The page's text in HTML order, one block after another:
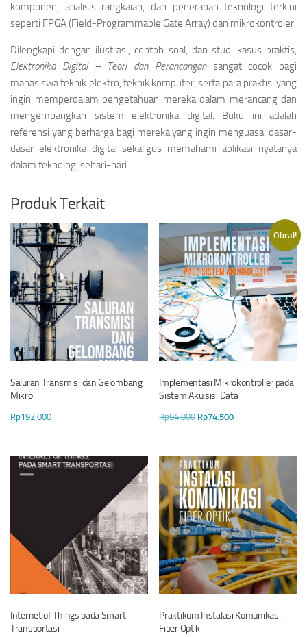
komponen, analisis rangkaian, dan penerapan teknologi terkini
seperti FPGA (Field-Programmable Gate Array) dan mikrokontroler.
Dilengkapi dengan ilustrasi, contoh soal, dan studi kasus praktis,
Elektronika Digital – Teori dan Perancangansangat cocok bagi
mahasiswa teknik elektro, teknik komputer, serta para praktisi yang
ingin memperdalam pengetahuan mereka dalam merancang dan
mengembangkan sistem elektronika digital. Buku ini adalah
referensi yang berharga bagi mereka yang ingin menguasai dasar-
dasar elektronika digital sekaligus memahami aplikasi nyatanya
dalam teknologi sehari-hari.
Produk Terkait
Saluran Transmisi dan Gelombang
Mikro
Rp192.000
Obral!
Implementasi Mikrokontroller pada
Sistem Akuisisi Data
Rp94.000 Harga
Rp94.000.
Rp74.500Harga
adalah:
Rp74.500.
Internet of Things pada Smart
Transportasi
Praktikum Instalasi Komunikasi
Fiber Optik